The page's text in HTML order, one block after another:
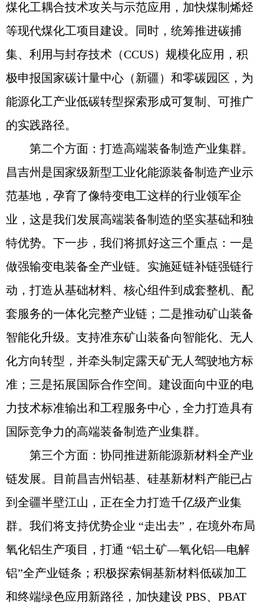
煤化工耦合技术攻关与示范应用，加快煤制烯烃
等现代煤化工项目建设。同时，统筹推进碳捕
集、利用与封存技术（CCUS）规模化应用，积
极申报国家碳计量中心（新疆）和零碳园区，为
能源化工产业低碳转型探索形成可复制、可推广
的实践路径。
第二个方面：打造高端装备制造产业集群。
昌吉州是国家级新型工业化能源装备制造产业示
范基地，孕育了像特变电工这样的行业领军企
业，这是我们发展高端装备制造的坚实基础和独
特优势。下一步，我们将抓好这三个重点：一是
做强输变电装备全产业链。实施延链补链强链行
动，打造从基础材料、核心组件到成套整机、配
套服务的一体化完整产业链；二是推动矿山装备
智能化升级。支持准东矿山装备向智能化、无人
化方向转型，并牵头制定露天矿无人驾驶地方标
准；三是拓展国际合作空间。建设面向中亚的电
力技术标准输出和工程服务中心，全力打造具有
国际竞争力的高端装备制造产业集群。
第三个方面：协同推进新能源新材料全产业
链发展。目前昌吉州铝基、硅基新材料产能已占
到全疆半壁江山，正在全力打造千亿级产业集
群。我们将支持优势企业 “走出去”，在境外布局
氧化铝生产项目，打通 “铝土矿—氧化铝—电解
铝”全产业链条；积极探索铜基新材料低碳加工
和终端绿色应用新路径，加快建设 PBS、PBAT